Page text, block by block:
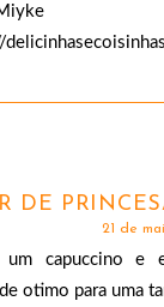
DE
21 de
um capuccino e
otimo para uma